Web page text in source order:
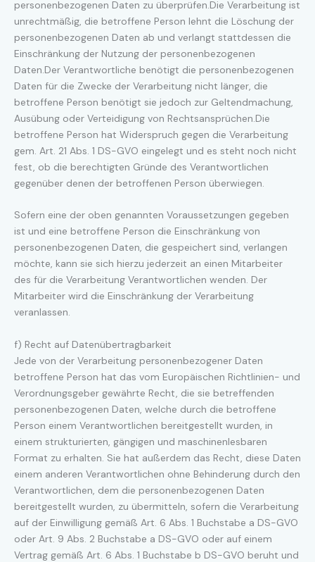
personenbezogenen Daten zu überprüfen.Die Verarbeitung ist
unrechtmäßig, die betroffene Person lehnt die Löschung der
personenbezogenen Daten ab und verlangt stattdessen die
Einschränkung der Nutzung der personenbezogenen
Daten.Der Verantwortliche benötigt die personenbezogenen
Daten für die Zwecke der Verarbeitung nicht länger, die
betroffene Person benötigt sie jedoch zur Geltendmachung,
Ausübung oder Verteidigung von Rechtsansprüchen.Die
betroffene Person hat Widerspruch gegen die Verarbeitung
gem. Art. 21 Abs. 1 DS-GVO eingelegt und es steht noch nicht
fest, ob die berechtigten Gründe des Verantwortlichen
gegenüber denen der betroffenen Person überwiegen.
Sofern eine der oben genannten Voraussetzungen gegeben
ist und eine betroffene Person die Einschränkung von
personenbezogenen Daten, die gespeichert sind, verlangen
möchte, kann sie sich hierzu jederzeit an einen Mitarbeiter
des für die Verarbeitung Verantwortlichen wenden. Der
Mitarbeiter wird die Einschränkung der Verarbeitung
veranlassen.
f) Recht auf Datenübertragbarkeit
Jede von der Verarbeitung personenbezogener Daten
betroffene Person hat das vom Europäischen Richtlinien- und
Verordnungsgeber gewährte Recht, die sie betreffenden
personenbezogenen Daten, welche durch die betroffene
Person einem Verantwortlichen bereitgestellt wurden, in
einem strukturierten, gängigen und maschinenlesbaren
Format zu erhalten. Sie hat außerdem das Recht, diese Daten
einem anderen Verantwortlichen ohne Behinderung durch den
Verantwortlichen, dem die personenbezogenen Daten
bereitgestellt wurden, zu übermitteln, sofern die Verarbeitung
auf der Einwilligung gemäß Art. 6 Abs. 1 Buchstabe a DS-GVO
oder Art. 9 Abs. 2 Buchstabe a DS-GVO oder auf einem
Vertrag gemäß Art. 6 Abs. 1 Buchstabe b DS-GVO beruht und